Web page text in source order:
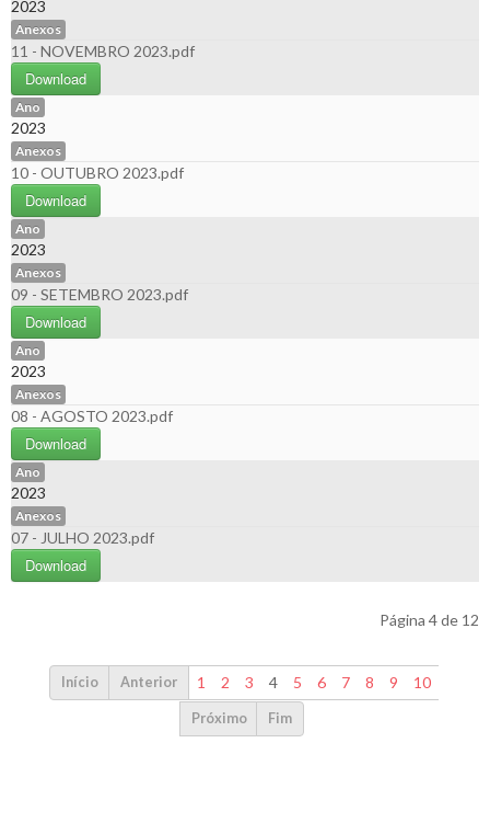
2023
Anexos
11 - NOVEMBRO 2023.pdf
Download
Ano
2023
Anexos
10 - OUTUBRO 2023.pdf
Download
Ano
2023
Anexos
09 - SETEMBRO 2023.pdf
Download
Ano
2023
Anexos
08 - AGOSTO 2023.pdf
Download
Ano
2023
Anexos
07 - JULHO 2023.pdf
Download
Página 4 de 12
Início Anterior 1 2 3 4 5 6 7 8 9 10
Próximo Fim